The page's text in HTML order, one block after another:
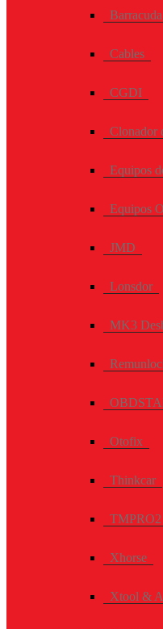
Cables
CGDI
Clonador
Equipos
Equipos
JMD
Lonsdor
MK3
Otofix
Thinkcar
TMPRO2
Xhorse
Xtool &